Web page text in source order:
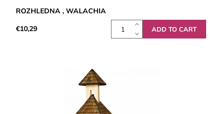
ROZHLEDNA , WALACHIA
€10,29